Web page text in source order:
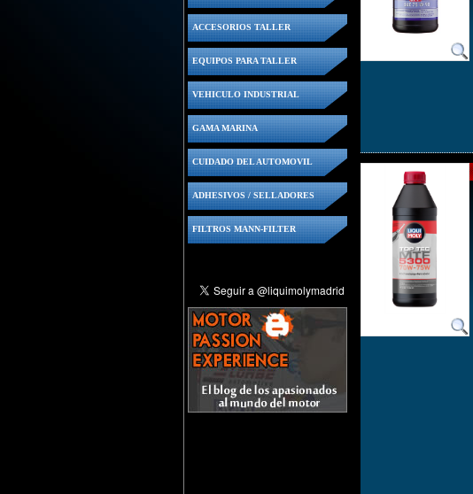
ACCESORIOS TALLER
EQUIPOS PARA TALLER
VEHICULO INDUSTRIAL
GAMA MARINA
CUIDADO DEL AUTOMOVIL
ADHESIVOS / SELLADORES
FILTROS MANN-FILTER